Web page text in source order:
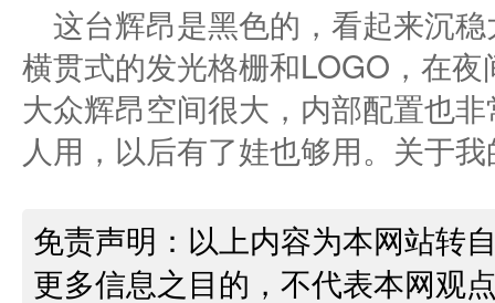
这台辉昂是黑色的，看起来沉
横贯式的发光格栅和LOGO，在
大众辉昂空间很大，内部配置也
人用，以后有了娃也够用。关于
免责声明：以上内容为本网站转
更多信息之目的，不代表本网观